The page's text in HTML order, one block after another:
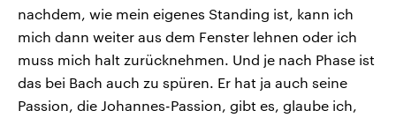
nachdem, wie mein eigenes Standing ist, kann ich
mich dann weiter aus dem Fenster lehnen oder ich
muss mich halt zurücknehmen. Und je nach Phase ist
das bei Bach auch zu spüren. Er hat ja auch seine
Passion, die Johannes-Passion, gibt es, glaube ich,